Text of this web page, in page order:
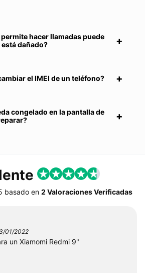
hacer llamadas puede
dañado?
el IMEI de un teléfono?
congelado en la pantalla de
basado en 2 Valoraciones Verificadas
01/2022
un Xiamomi Redmi 9"